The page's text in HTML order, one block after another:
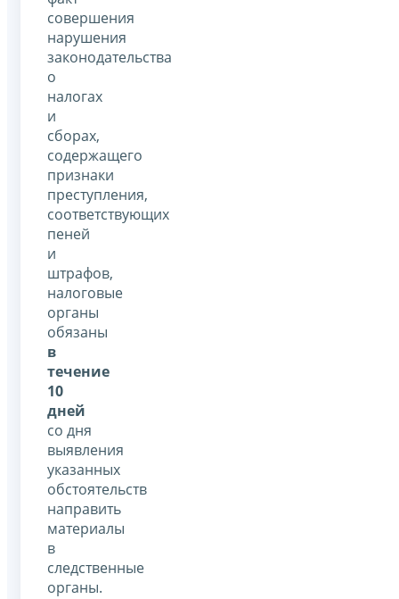
совершения
нарушения
законодательства
о
налогах
и
сборах,
содержащего
признаки
преступления,
соответствующих
пеней
и
штрафов,
налоговые
органы
обязаны
в
течение
10
дней
со дня
выявления
указанных
обстоятельств
направить
материалы
в
следственные
органы.